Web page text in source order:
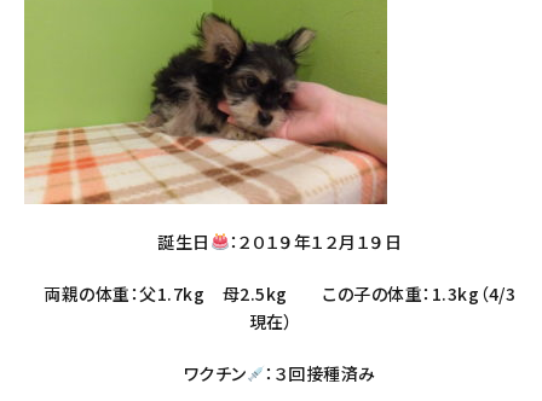
誕生日 ：２０１９年１２月１９日
両親の体重：父1.7kg 母2.5kg この子の体重：1.3kg（4/3
現在）
ワクチン ：３回接種済み